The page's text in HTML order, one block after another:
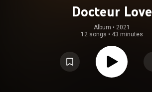
Docteur Love
Album • 2021
12 songs • 43 minutes